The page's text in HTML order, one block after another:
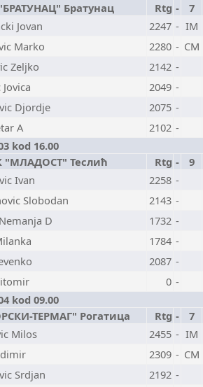
Братунац Rtg -
7
Jovan 2247 - IM
Marko 2280 - CM
Zeljko 2142 -
2049 -
Djordje 2075 -
A 2102 -
kod 16.00
Теслић Rtg -
9
Ivan 2258 -
Slobodan 2143 -
D 1732 -
1784 -
2087 -
0 -
kod 09.00
ТЕРМАГ" Рогатица Rtg -
7
Milos 2455 - IM
2309 - CM
Srdjan 2192 -